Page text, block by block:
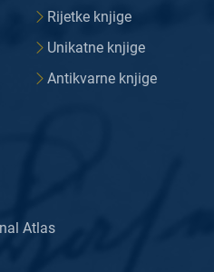
Rijetke knjige
Unikatne knjige
Antikvarne knjige
Atlas